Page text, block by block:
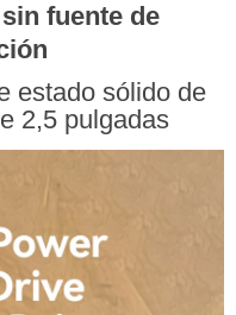
fuente de
estado sólido de
2,5 pulgadas